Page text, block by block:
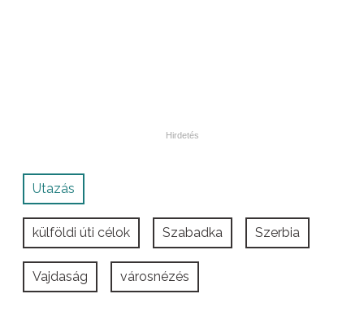
Utazás
külföldi úti célok Szabadka Szerbia
Vajdaság városnézés